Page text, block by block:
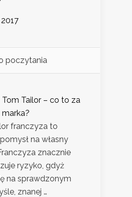
poczytania
Tom Tailor – co to za
marka?
franczyza to
na własny
znacznie
ryzyko, gdyż
na sprawdzonym
znanej …